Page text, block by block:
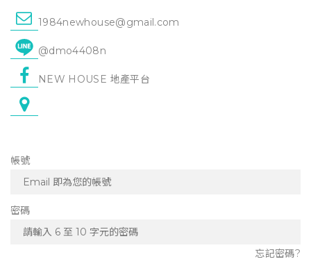
1984newhouse@gmail.com
@dmo4408n
NEW HOUSE 地產平台
帳號
密碼
忘記密碼?